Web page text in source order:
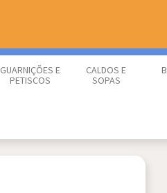
GUARNIÇÕES E
PETISCOS
CALDOS E
SOPAS